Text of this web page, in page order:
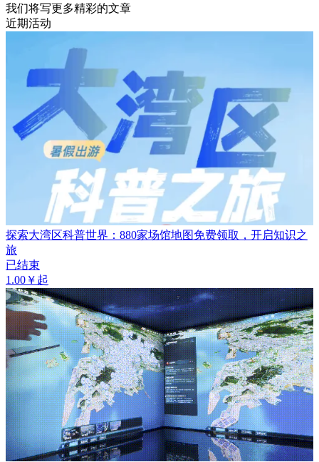
我们将写更多精彩的文章
近期活动
探索大湾区科普世界：880家场馆地图免费领取，开启知识之
旅
已结束
1.00￥起